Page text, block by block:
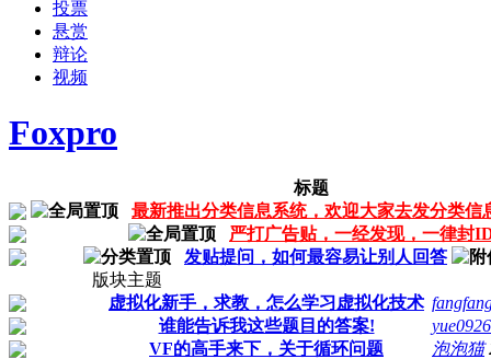
投票
悬赏
辩论
视频
Foxpro
标题
最新推出分类信息系统，欢迎大家去发分类信
严打广告贴，一经发现，一律封
发贴提问，如何最容易让别人回答
版块主题
虚拟化新手，求教，怎么学习虚拟化技术
谁能告诉我这些题目的答案!
yue0926
VF的高手来下，关于循环问题
泡泡猫